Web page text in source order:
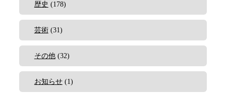
歴史 (178)
芸術(31)
その他(32)
お知らせ(1)